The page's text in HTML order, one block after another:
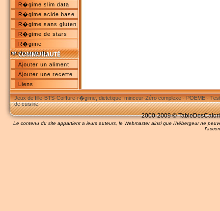
R�gime slim data
R�gime acide base
R�gime sans gluten
R�gime de stars
R�gime
medicaments
Ajouter un aliment
Ajouter une recette
Liens
Jeux de fille-BTS-Coiffure-r�gime, dietetique, minceur-Zéro complexe-POEME-
de cuisine
2000-2009 ©
Le contenu du site appartient a leurs auteurs, le Webmaster ainsi que l'hébergeur ne